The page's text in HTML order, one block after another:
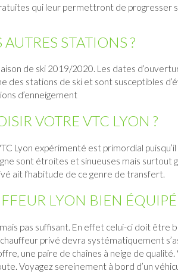
qui leur permettront de progresser
AUTRES STATIONS ?
de ski 2019/2020. Les dates
des stations de ski et sont susceptibles
d’enneigement
VOTRE VTC LYON ?
Lyon expérimenté est primordial puisqu’il
sont étroites et sinueuses mais surtout
ait l’habitude de ce genre de transfert.
LYON BIEN ÉQUIPÉ
pas suffisant. En effet celui-ci doit être
privé devra systématiquement
une paire de chaînes à neige de
Voyagez sereinement à bord d’un